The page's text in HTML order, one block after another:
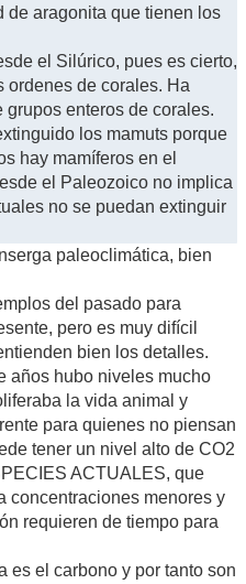
de aragonita que tienen los
el Silúrico, pues es cierto,
ordenes de corales. Ha
enteros de corales.
los mamuts porque
hay mamíferos en el
el Paleozoico no implica
no se puedan extinguir
paleoclimática, bien
del pasado para
pero es muy difícil
bien los detalles.
años hubo niveles mucho
la vida animal y
para quienes no piensan
tener un nivel alto de CO2
ACTUALES, que
concentraciones menores y
requieren de tiempo para
es el carbono y por tanto son